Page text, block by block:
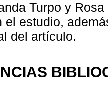
Turpo y
el estudio,
del artículo.